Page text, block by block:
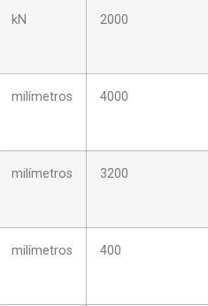
kN 2000
milímetros 4000
milímetros 3200
milímetros 400